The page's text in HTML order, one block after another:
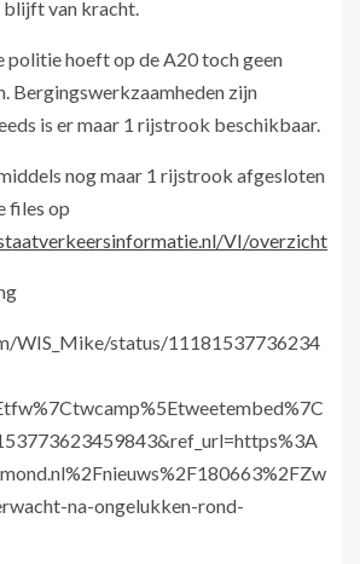
blijft van kracht.
politie hoeft op de A20 toch geen
Bergingswerkzaamheden zijn
is er maar 1 rijstrook beschikbaar.
nog maar 1 rijstrook afgesloten
files op
VI/overzicht
WIS_Mike/status/11181537736234
na-ongelukken-rond-